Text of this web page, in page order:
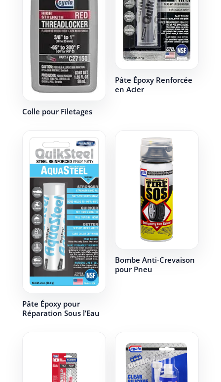
Colle pour Filetages
Pâte Époxy Renforcée
en Acier
Pâte Époxy pour
Réparation Sous l’Eau
Bombe Anti-Crevaison
pour Pneu